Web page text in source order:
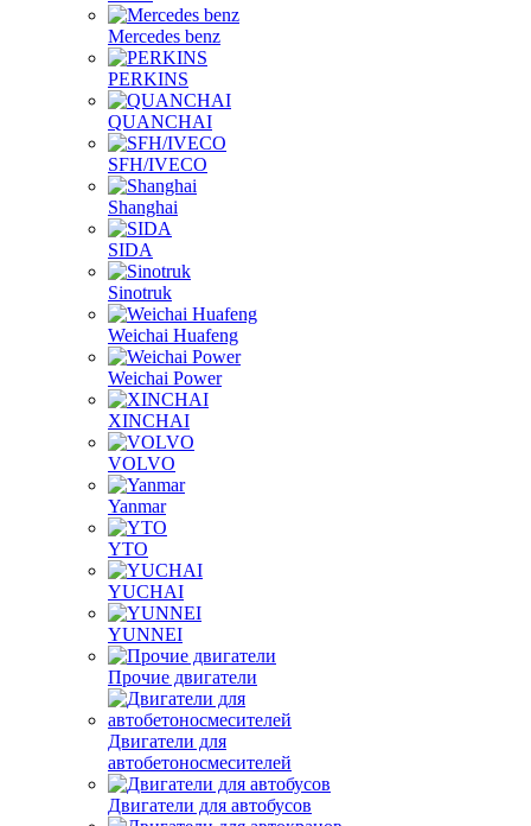
Mercedes benz
PERKINS
QUANCHAI
SFH/IVECO
Shanghai
SIDA
Sinotruk
Weichai Huafeng
Weichai Power
XINCHAI
VOLVO
Yanmar
YTO
YUCHAI
YUNNEI
Прочие двигатели
Двигатели для
автобетоносмесителей
Двигатели для автобусов